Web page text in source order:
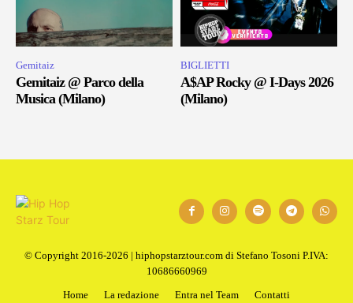
Gemitaiz
Gemitaiz @ Parco della
Musica (Milano)
BIGLIETTI
A$AP Rocky @ I-Days 2026
(Milano)
© Copyright 2016-2026 | hiphopstarztour.com di Stefano Tosoni P.IVA:
10686660969
Home
La redazione Entra nel Team Contatti